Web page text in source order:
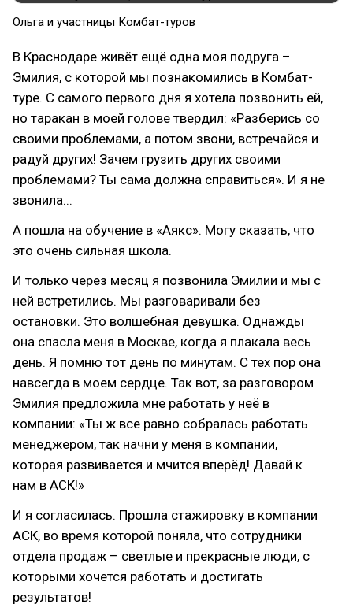
Ольга и участницы Комбат-туров
В Краснодаре живёт ещё одна моя подруга –
Эмилия, с которой мы познакомились в Комбат-
туре. С самого первого дня я хотела позвонить ей,
но таракан в моей голове твердил: «Разберись со
своими проблемами, а потом звони, встречайся и
радуй других! Зачем грузить других своими
проблемами? Ты сама должна справиться». И я не
звонила...
А пошла на обучение в «Аякс». Могу сказать, что
это очень сильная школа.
И только через месяц я позвонила Эмилии и мы с
ней встретились. Мы разговаривали без
остановки. Это волшебная девушка. Однажды
она спасла меня в Москве, когда я плакала весь
день. Я помню тот день по минутам. С тех пор она
навсегда в моем сердце. Так вот, за разговором
Эмилия предложила мне работать у неё в
компании: «Ты ж все равно собралась работать
менеджером, так начни у меня в компании,
которая развивается и мчится вперёд! Давай к
нам в АСК!»
И я согласилась. Прошла стажировку в компании
АСК, во время которой поняла, что сотрудники
отдела продаж – светлые и прекрасные люди, с
которыми хочется работать и достигать
результатов!